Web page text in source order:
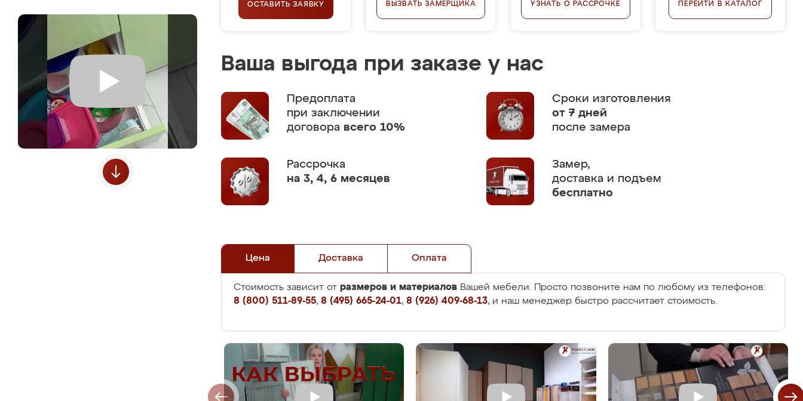
ОСТАВИТЬ ЗАЯВКУ ВЫЗВАТЬ ЗАМЕРЩИКА УЗНАТЬ О РАССРОЧКЕ ПЕРЕЙТИ В КАТАЛОГ
Ваша выгода при заказе у нас
Предоплата
при заключении
договора всего 10%
Сроки изготовления
от 7 дней
после замера
Рассрочка
на 3, 4, 6 месяцев
Замер,
доставка и подъем
бесплатно
Цена Доставка Оплата
Стоимость зависит от размеров и материалов Вашей мебели. Просто позвоните нам по любому из телефонов:
8 (800) 511-89-55, 8 (495) 665-24-01, 8 (926) 409-68-13, и наш менеджер быстро рассчитает стоимость.